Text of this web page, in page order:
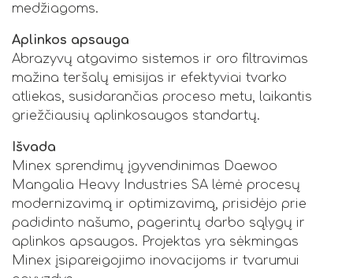
medžiagoms.
Aplinkos apsauga
Abrazyvų atgavimo sistemos ir oro filtravimas
mažina teršalų emisijas ir efektyviai tvarko
atliekas, susidarančias proceso metu, laikantis
griežčiausių aplinkosaugos standartų.
Išvada
Minex sprendimų įgyvendinimas Daewoo
Mangalia Heavy Industries SA lėmė procesų
modernizavimą ir optimizavimą, prisidėjo prie
padidinto našumo, pagerintų darbo sąlygų ir
aplinkos apsaugos. Projektas yra sėkmingas
Minex įsipareigojimo inovacijoms ir tvarumui